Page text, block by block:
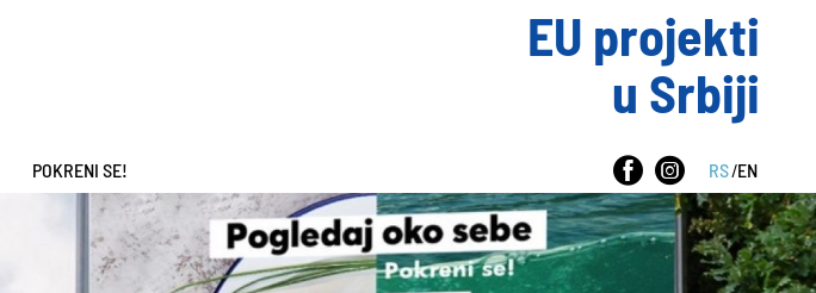
EU projekti
u Srbiji
POKRENI SE! RS/EN